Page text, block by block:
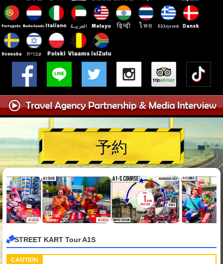
予約
STREET KART Tour A1S
CAUTION